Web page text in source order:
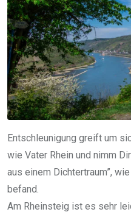
Entschleunigung greift um
wie Vater Rhein und nimm
aus einem Dichtertraum”,
befand.
Am Rheinsteig ist es sehr